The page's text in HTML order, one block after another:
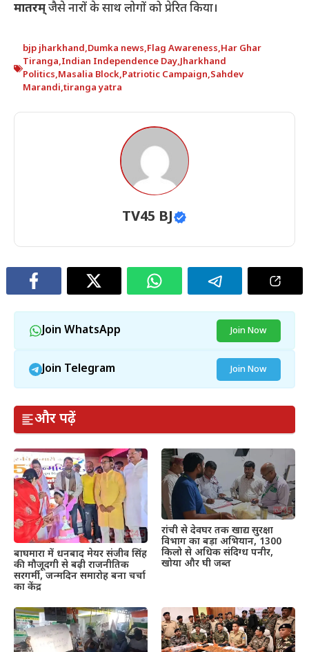
मातरम्जैसे नारों के साथ लोगों को प्रेरित किया।
bjp jharkhand,Dumka news,Flag Awareness,Har Ghar
Tiranga,Indian Independence Day,Jharkhand
Politics,Masalia Block,Patriotic Campaign,Sahdev
Marandi,tiranga yatra
TV45 BJ
Join WhatsApp Join Now
Join Telegram Join Now
और पढ़ें
बाघमारा में धनबाद मेयर संजीव सिंह
की मौजूदगी से बढ़ी राजनीतिक
सरगर्मी, जन्मदिन समारोह बना चर्चा
का केंद्र
रांची से देवघर तक खाद्य सुरक्षा
विभाग का बड़ा अभियान, 1300
किलो से अधिक संदिग्ध पनीर,
खोया और घी जब्त